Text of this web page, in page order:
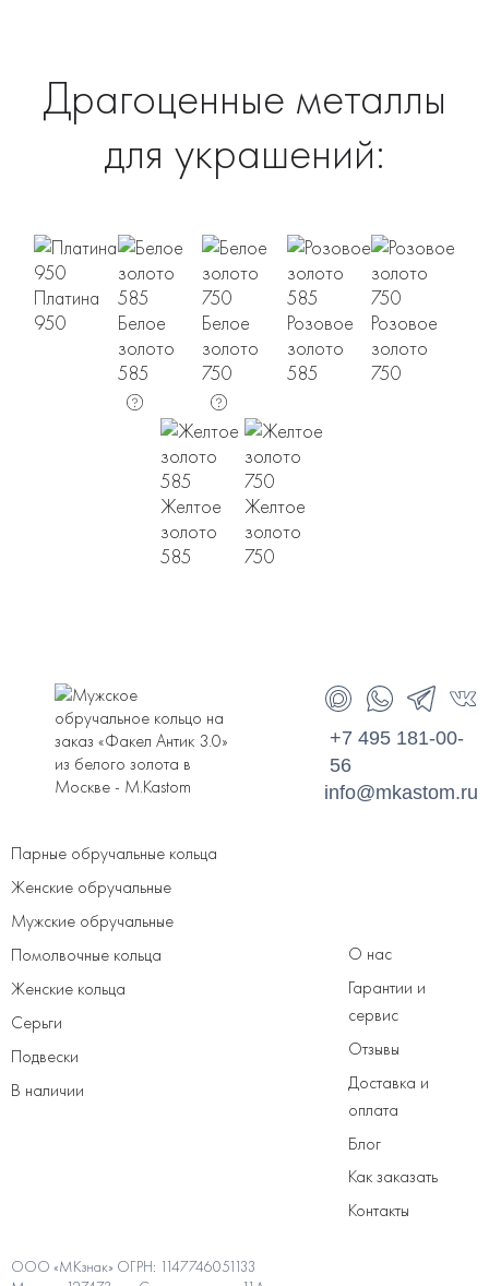
Драгоценные металлы
для украшений:
Платина
950
Белое
золото
585
Белое
золото
750
Розовое
золото
585
Розовое
золото
750
Желтое
золото
585
Желтое
золото
750
ООО «МКзнак» ОГРН: 1147746051133
Парные обручальные кольца
Женские обручальные
Мужские обручальные
Помолвочные кольца
Женские кольца
Серьги
Подвески
В наличии
О нас
Гарантии и
сервис
Отзывы
Доставка и
оплата
Блог
Как заказать
Контакты
+7 495 181-00-
56
info@mkastom.ru